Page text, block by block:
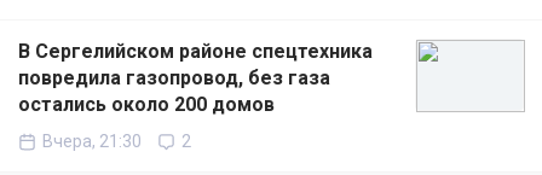
В Сергелийском районе спецтехника
повредила газопровод, без газа
остались около 200 домов
Вчера, 21:30 2